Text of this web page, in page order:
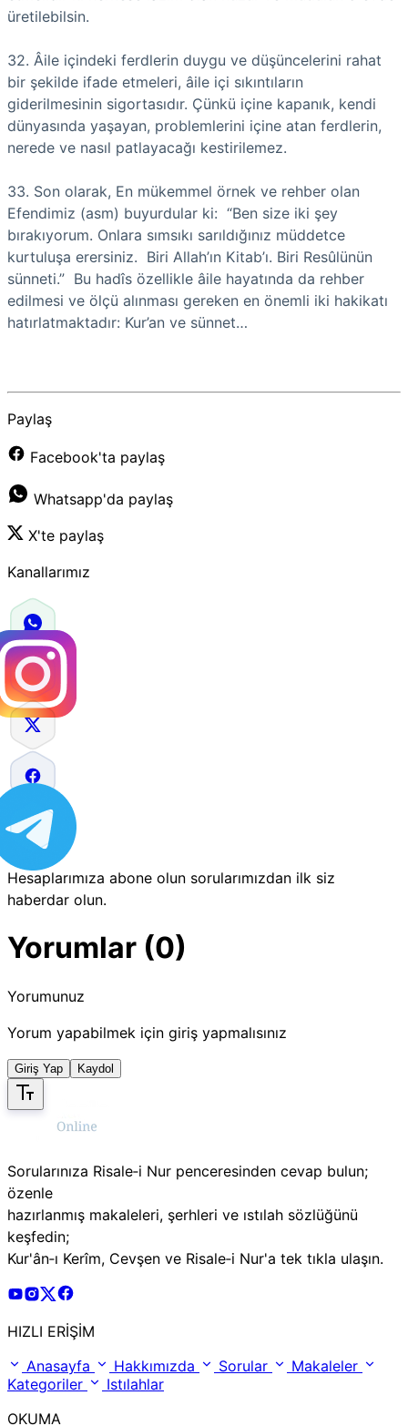
üretilebilsin.
32. Âile içindeki ferdlerin duygu ve düşüncelerini rahat
bir şekilde ifade etmeleri, âile içi sıkıntıların
giderilmesinin sigortasıdır. Çünkü içine kapanık, kendi
dünyasında yaşayan, problemlerini içine atan ferdlerin,
nerede ve nasıl patlayacağı kestirilemez.
33. Son olarak, En mükemmel örnek ve rehber olan
Efendimiz (asm) buyurdular ki: “Ben size iki şey
bırakıyorum. Onlara sımsıkı sarıldığınız müddetce
kurtuluşa erersiniz. Biri Allah’ın Kitab’ı. Biri Resûlünün
sünneti.” Bu hadîs özellikle âile hayatında da rehber
edilmesi ve ölçü alınması gereken en önemli iki hakikatı
hatırlatmaktadır: Kur’an ve sünnet…
Paylaş
Facebook'ta paylaş
Whatsapp'da paylaş
X'te paylaş
Kanallarımız
Hesaplarımıza abone olun sorularımızdan ilk siz
haberdar olun.
Yorumlar (0)
Yorumunuz
Yorum yapabilmek için giriş yapmalısınız
Giriş Yap Kaydol
Sorularınıza Risale‑i Nur penceresinden cevap bulun;
özenle
hazırlanmış makaleleri, şerhleri ve ıstılah sözlüğünü
keşfedin;
Kur'ân‑ı Kerîm, Cevşen ve Risale‑i Nur'a tek tıkla ulaşın.
Risale Online Youtube Hesabı
Risale Online Instagram Hesabı
Risale Online X Hesabı
HIZLI ERİŞİM
Anasayfa
Hakkımızda Sorular
Makaleler
Kategoriler
Istılahlar
OKUMA